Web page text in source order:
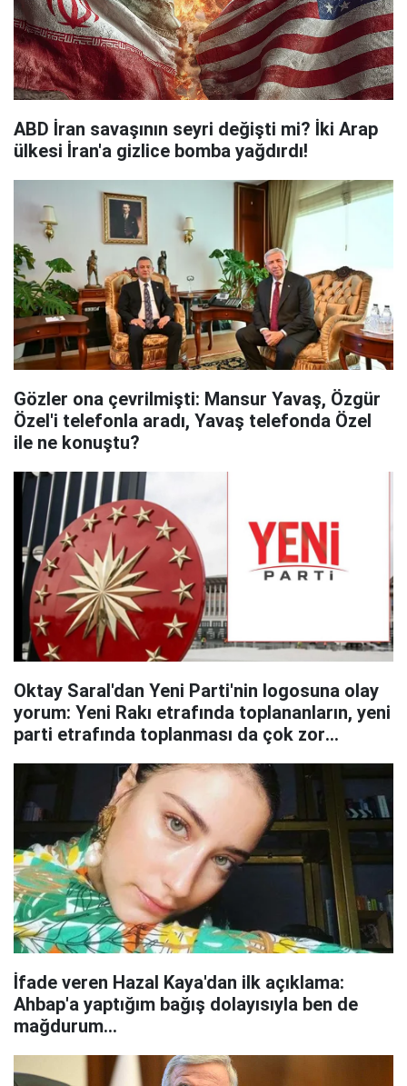
ABD İran savaşının seyri değişti mi? İki Arap
ülkesi İran'a gizlice bomba yağdırdı!
Gözler ona çevrilmişti: Mansur Yavaş, Özgür
Özel'i telefonla aradı, Yavaş telefonda Özel
ile ne konuştu?
Oktay Saral'dan Yeni Parti'nin logosuna olay
yorum: Yeni Rakı etrafında toplananların, yeni
parti etrafında toplanması da çok zor
İfade veren Hazal Kaya'dan ilk açıklama:
Ahbap'a yaptığım bağış dolayısıyla ben de
mağdurum...